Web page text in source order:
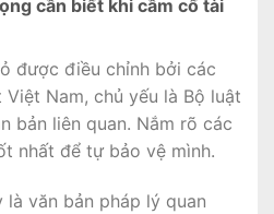
cần biết khi cầm cố tài
được điều chỉnh bởi các
Nam, chủ yếu là Bộ luật
bản liên quan. Nắm rõ các
nhất để tự bảo vệ mình.
là văn bản pháp lý quan